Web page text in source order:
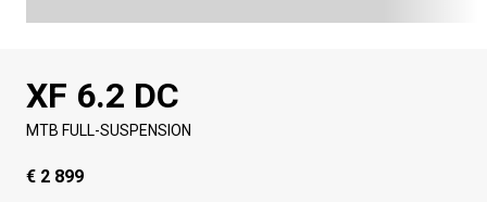
XF 6.2 DC
MTB FULL-SUSPENSION
€ 2 899